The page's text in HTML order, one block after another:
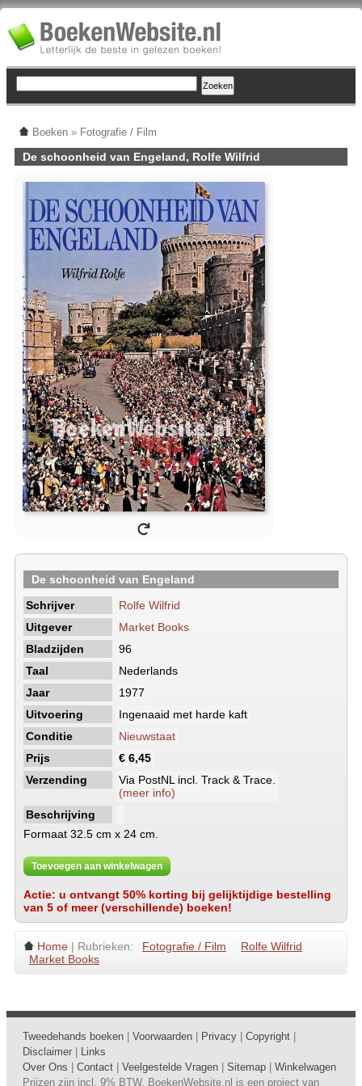
Boeken » Fotografie / Film
De schoonheid van Engeland, Rolfe Wilfrid
De schoonheid van Engeland
Schrijver
Rolfe Wilfrid
Uitgever
Market Books
Bladzijden
96
Taal
Nederlands
Jaar
1977
Uitvoering
Ingenaaid met harde kaft
Conditie
Nieuwstaat
Prijs
€ 6,45
Verzending
Via PostNL incl. Track & Trace.
(meer info)
Beschrijving
Formaat 32.5 cm x 24 cm.
Toevoegen aan winkelwagen
Actie: u ontvangt 50% korting bij gelijktijdige bestelling
van 5 of meer (verschillende) boeken!
Home | Rubrieken: Fotografie / Film
Rolfe Wilfrid
Market Books
Tweedehands boeken Voorwaarden Privacy Copyright
Disclaimer
Links
Over Ons
Contact Veelgestelde Vragen Sitemap
Winkelwagen
Prijzen zijn incl. 9% BTW. BoekenWebsite.nl is een project van